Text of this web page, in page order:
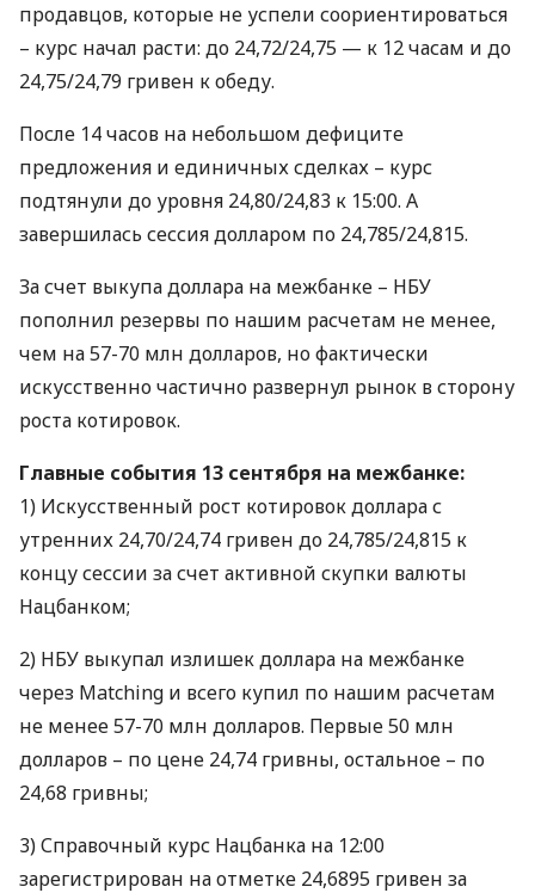
продавцов, которые не успели соориентироваться
– курс начал расти: до 24,72/24,75 — к 12 часам и до
24,75/24,79 гривен к обеду.
После 14 часов на небольшом дефиците
предложения и единичных сделках – курс
подтянули до уровня 24,80/24,83 к 15:00. А
завершилась сессия долларом по 24,785/24,815.
За счет выкупа доллара на межбанке – НБУ
пополнил резервы по нашим расчетам не менее,
чем на 57-70 млн долларов, но фактически
искусственно частично развернул рынок в сторону
роста котировок.
Главные события 13 сентября на межбанке:
1) Искусственный рост котировок доллара с
утренних 24,70/24,74 гривен до 24,785/24,815 к
концу сессии за счет активной скупки валюты
Нацбанком;
2) НБУ выкупал излишек доллара на межбанке
через Matching и всего купил по нашим расчетам
не менее 57-70 млн долларов. Первые 50 млн
долларов – по цене 24,74 гривны, остальное – по
24,68 гривны;
3) Справочный курс Нацбанка на 12:00
зарегистрирован на отметке 24,6895 гривен за